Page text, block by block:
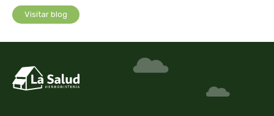
Visitar blog
cavalier
cien por cien natural